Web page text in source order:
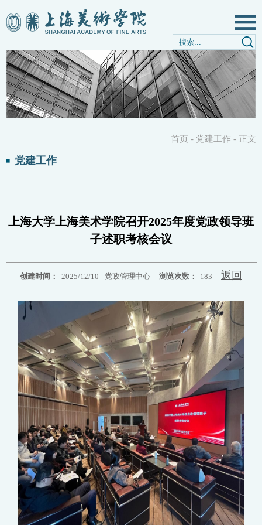
党建工作
首页 - 党建工作 - 正文
上海大学上海美术学院召开2025年度党政领导班
子述职考核会议
创建时间： 2025/12/10 党政管理中心 浏览次数： 183 返回